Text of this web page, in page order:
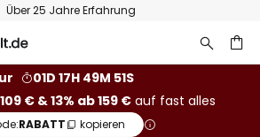
Über 25 Jahre Erfahrung
01D 17H 49M 51S
€ & 13% ab 159 €auf fast alles
RABATT kopieren